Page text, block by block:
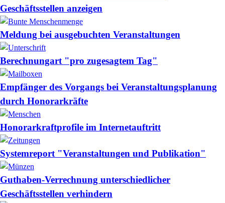
Geschäftsstellen anzeigen
Meldung bei ausgebuchten Veranstaltungen
Berechnungart "pro zugesagtem Tag"
Empfänger des Vorgangs bei Veranstaltungsplanung
durch Honorarkräfte
Honorarkraftprofile im Internetauftritt
Systemreport "Veranstaltungen und Publikation"
Guthaben-Verrechnung unterschiedlicher
Geschäftsstellen verhindern